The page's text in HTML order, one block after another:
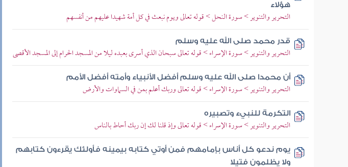
هؤلاء
التحرير والتنوير > سورة النحل > قوله تعالى ويوم نبعث في كل أمة شهيدا عليهم من أنفسهم
قدر محمد صلى الله عليه وسلم
التحرير والتنوير > سورة الإسراء > قوله تعالى سبحان الذي أسرى بعبده ليلا من المسجد الحرام إلى المسجد الأقصى
أن محمدا صلى الله عليه وسلم أفضل الأنبياء وأمته أفضل الأمم
التحرير والتنوير > سورة الإسراء > قوله تعالى وربك أعلم بمن في السماوات والأرض
التكرمة للنبيء وتصبيره
التحرير والتنوير > سورة الإسراء > قوله تعالى وإذ قلنا لك إن ربك أحاط بالناس
يوم ندعو كل أناس بإمامهم فمن أوتي كتابه بيمينه فأولئك يقرءون كتابهم
ولا يظلمون فتيلا